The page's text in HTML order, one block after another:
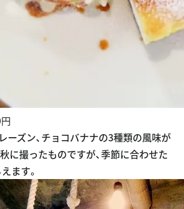
ーズン、チョコバナナの3種類の風味が
に撮ったものですが、季節に合わせた
ます。